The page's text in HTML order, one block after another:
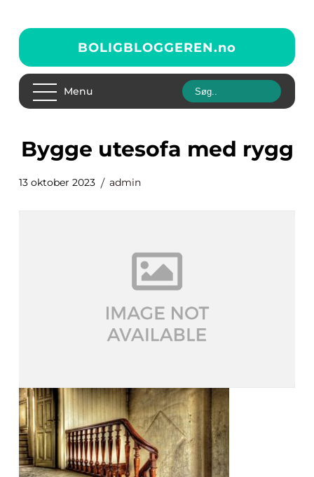
BOLIGBLOGGEREN.no
Menu
bygge utesofa med rygg
13 oktober 2023 admin